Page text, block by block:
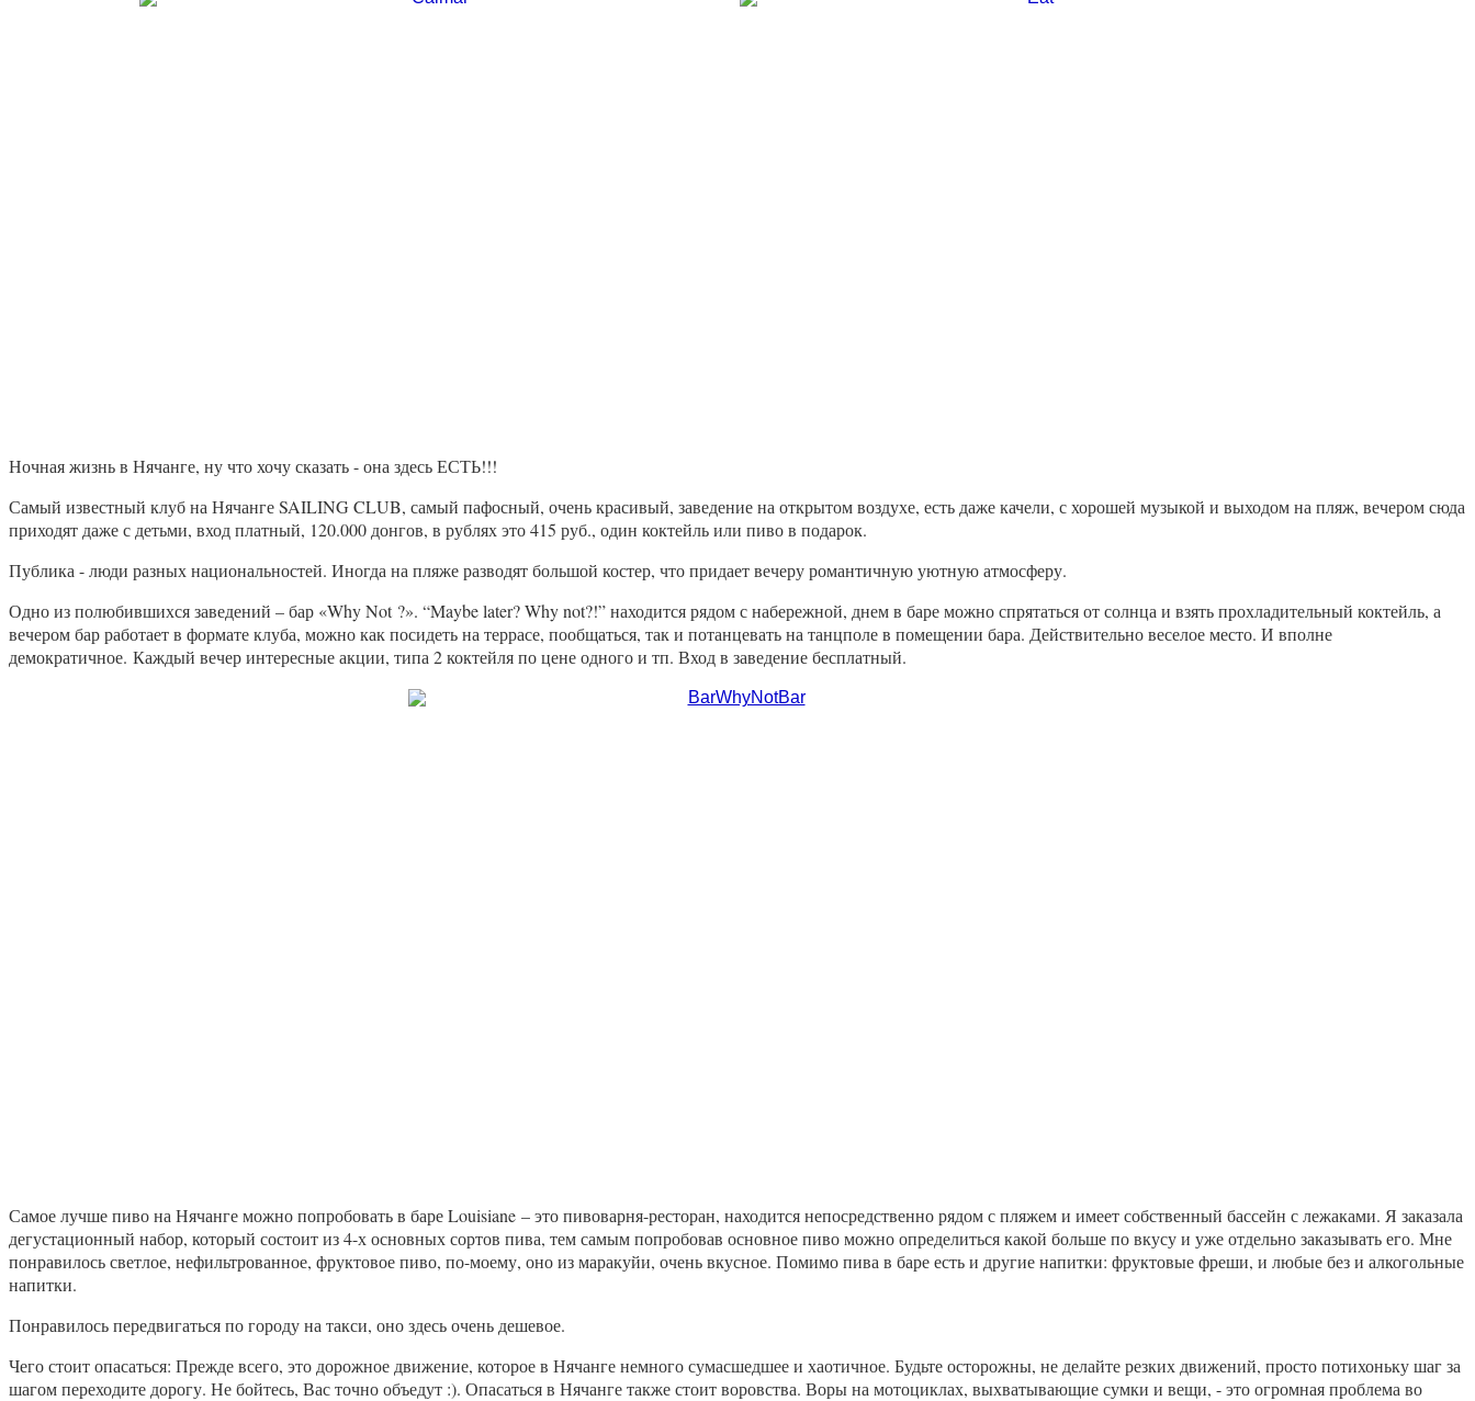
Ночная жизнь в Нячанге, ну что хочу сказать - она здесь ЕСТЬ!!!
Самый известный клуб на Нячанге SAILING CLUB, самый пафосный, очень красивый, заведение на открытом воздухе, есть даже качели, с хорошей музыкой и выходом на пляж, вечером сюда
приходят даже с детьми, вход платный, 120.000 донгов, в рублях это 415 руб., один коктейль или пиво в подарок.
Публика - люди разных национальностей. Иногда на пляже разводят большой костер, что придает вечеру романтичную уютную атмосферу.
Одно из полюбившихся заведений – бар «Why Not ?». “Maybe later? Why not?!” находится рядом с набережной, днем в баре можно спрятаться от солнца и взять прохладительный коктейль, а
вечером бар работает в формате клуба, можно как посидеть на террасе, пообщаться, так и потанцевать на танцполе в помещении бара. Действительно веселое место. И вполне
демократичное. Каждый вечер интересные акции, типа 2 коктейля по цене одного и тп. Вход в заведение бесплатный.
Самое лучше пиво на Нячанге можно попробовать в баре Louisiane – это пивоварня-ресторан, находится непосредственно рядом с пляжем и имеет собственный бассейн с лежаками. Я заказала
дегустационный набор, который состоит из 4-х основных сортов пива, тем самым попробовав основное пиво можно определиться какой больше по вкусу и уже отдельно заказывать его. Мне
понравилось светлое, нефильтрованное, фруктовое пиво, по-моему, оно из маракуйи, очень вкусное. Помимо пива в баре есть и другие напитки: фруктовые фреши, и любые без и алкогольные
напитки.
Понравилось передвигаться по городу на такси, оно здесь очень дешевое.
Чего стоит опасаться: Прежде всего, это дорожное движение, которое в Нячанге немного сумасшедшее и хаотичное. Будьте осторожны, не делайте резких движений, просто потихоньку шаг за
шагом переходите дорогу. Не бойтесь, Вас точно объедут :). Опасаться в Нячанге также стоит воровства. Воры на мотоциклах, выхватывающие сумки и вещи, - это огромная проблема во